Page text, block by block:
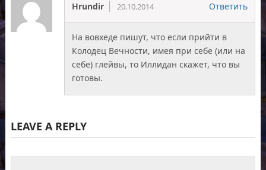
Hrundir 20.10.2014 Ответить
На вовхеде пишут, что если прийти в
Колодец Вечности, имея при себе (или на
себе) глейвы, то Иллидан скажет, что вы
готовы.
LEAVE A REPLY